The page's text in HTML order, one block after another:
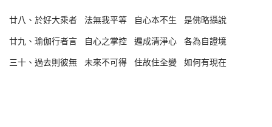
廿八、於好大乘者 法無我平等 自心本不生 是佛略攝說
廿九、瑜伽行者言 自心之掌控 遍成清淨心 各為自證境
三十、過去則彼無 未來不可得 住故住全變 如何有現在